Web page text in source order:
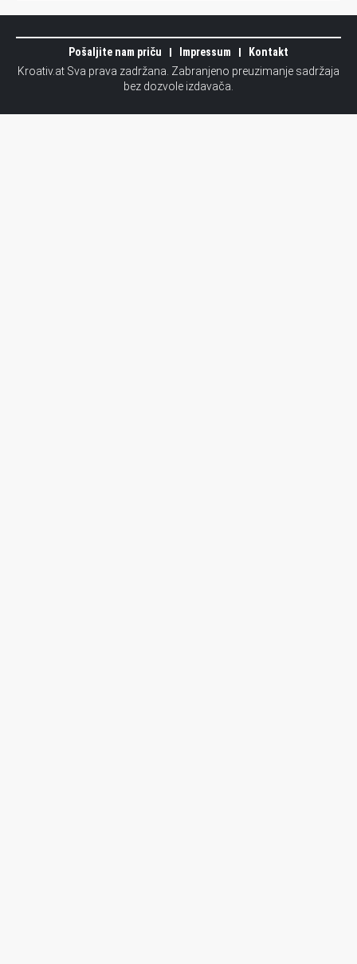
Pošaljite nam priču Impressum
Kontakt
Kroativ.at Sva prava zadržana. Zabranjeno preuzimanje sadržaja
bez dozvole izdavača.